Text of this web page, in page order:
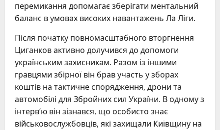
перемикання допомагає зберігати ментальний
баланс в умовах високих навантажень Ла Ліги.
Після початку повномасштабного вторгнення
Циганков активно долучився до допомоги
українським захисникам. Разом із іншими
гравцями збірної він брав участь у зборах
коштів на тактичне спорядження, дрони та
автомобілі для Збройних сил України. В одному з
інтерв’ю він зізнався, що особисто знає
військовослужбовців, які захищали Київщину на